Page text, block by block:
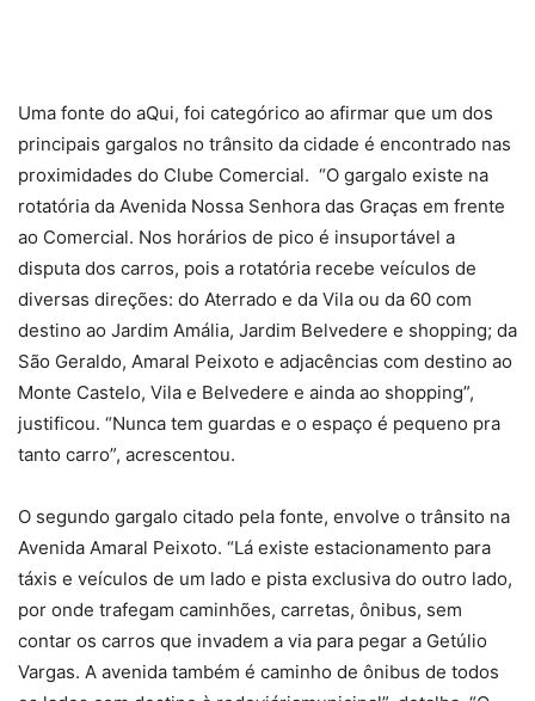
Uma fonte do aQui, foi categórico ao afirmar que um dos
principais gargalos no trânsito da cidade é encontrado nas
proximidades do Clube Comercial. “O gargalo existe na
rotatória da Avenida Nossa Senhora das Graças em frente
ao Comercial. Nos horários de pico é insuportável a
disputa dos carros, pois a rotatória recebe veículos de
diversas direções: do Aterrado e da Vila ou da 60 com
destino ao Jardim Amália, Jardim Belvedere e shopping; da
São Geraldo, Amaral Peixoto e adjacências com destino ao
Monte Castelo, Vila e Belvedere e ainda ao shopping”,
justificou. “Nunca tem guardas e o espaço é pequeno pra
tanto carro”, acrescentou.
O segundo gargalo citado pela fonte, envolve o trânsito na
Avenida Amaral Peixoto. “Lá existe estacionamento para
táxis e veículos de um lado e pista exclusiva do outro lado,
por onde trafegam caminhões, carretas, ônibus, sem
contar os carros que invadem a via para pegar a Getúlio
Vargas. A avenida também é caminho de ônibus de todos